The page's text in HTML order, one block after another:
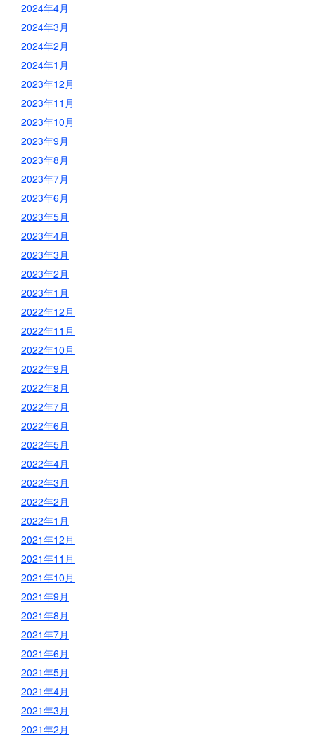
2024年4月
2024年3月
2024年2月
2024年1月
2023年12月
2023年11月
2023年10月
2023年9月
2023年8月
2023年7月
2023年6月
2023年5月
2023年4月
2023年3月
2023年2月
2023年1月
2022年12月
2022年11月
2022年10月
2022年9月
2022年8月
2022年7月
2022年6月
2022年5月
2022年4月
2022年3月
2022年2月
2022年1月
2021年12月
2021年11月
2021年10月
2021年9月
2021年8月
2021年7月
2021年6月
2021年5月
2021年4月
2021年3月
2021年2月